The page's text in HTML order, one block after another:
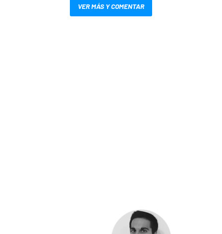
VER MÁS Y COMENTAR